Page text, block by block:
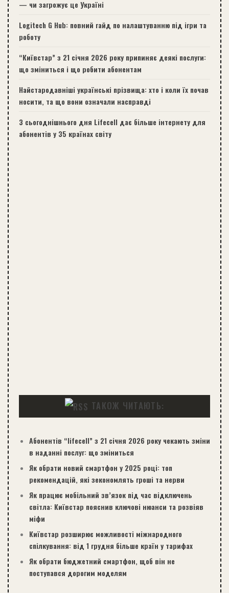
— чи загрожує це Україні
Logitech G Hub: повний гайд по налаштуванню під ігри та
роботу
“Київстар” з 21 січня 2026 року припиняє деякі послуги:
що зміниться і що робити абонентам
Найстародавніші українські прізвища: хто і коли їх почав
носити, та що вони означали насправді
З сьогоднішнього дня Lifecell дає більше інтернету для
абонентів у 35 країнах світу
ТАКОЖ ЧИТАЮТЬ:
Абонентів “lifecell” з 21 січня 2026 року чекають зміни
в наданні послуг: що зміниться
Як обрати новий смартфон у 2025 році: топ
рекомендацій, які зекономлять гроші та нерви
Як працює мобільний зв’язок під час відключень
світла: Київстар пояснив ключові нюанси та розвіяв
міфи
Київстар розширює можливості міжнародного
спілкування: від 1 грудня більше країн у тарифах
Як обрати бюджетний смартфон, щоб він не
поступався дорогим моделям